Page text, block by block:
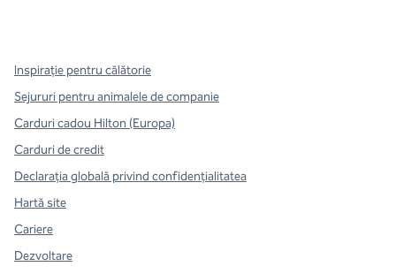
Inspirație pentru călătorie
Sejururi pentru animalele de companie
Carduri cadou Hilton (Europa)
Carduri de credit
Declarația globală privind confidenţialitatea
Hartă site
Cariere
Dezvoltare